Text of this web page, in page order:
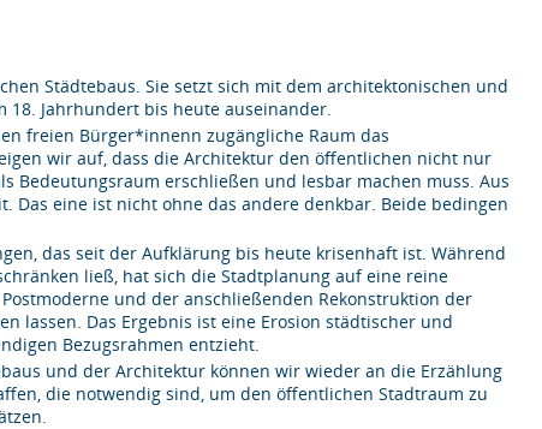
Städtebaus. Sie setzt sich mit dem architektonischen und
18. Jahrhundert bis heute auseinander.
freien Bürger*innenn zugängliche Raum das
wir auf, dass die Architektur den öffentlichen nicht nur
Bedeutungsraum erschließen und lesbar machen muss. Aus
eine ist nicht ohne das andere denkbar. Beide bedingen
das seit der Aufklärung bis heute krisenhaft ist. Während
ließ, hat sich die Stadtplanung auf eine reine
und der anschließenden Rekonstruktion der
lassen. Das Ergebnis ist eine Erosion städtischer und
Bezugsrahmen entzieht.
und der Architektur können wir wieder an die Erzählung
die notwendig sind, um den öffentlichen Stadtraum zu